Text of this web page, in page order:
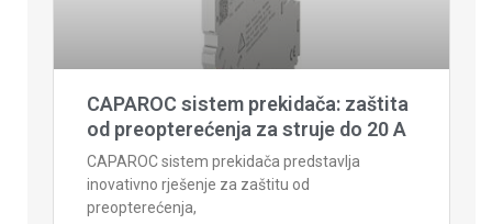
CAPAROC sistem prekidača: zaštita
od preopterećenja za struje do 20 A
CAPAROC sistem prekidača predstavlja
inovativno rješenje za zaštitu od
preopterećenja,